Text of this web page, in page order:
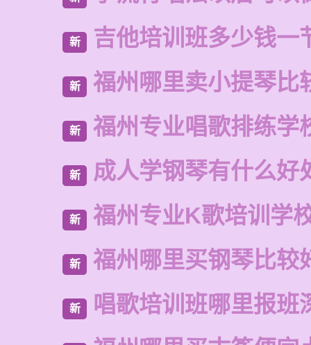
新 吉他培训班多少钱一
新 福州哪里卖小提琴比
新 福州专业唱歌排练学
新 成人学钢琴有什么好
新 福州专业K歌培训学
新 福州哪里买钢琴比较
新 唱歌培训班哪里报班